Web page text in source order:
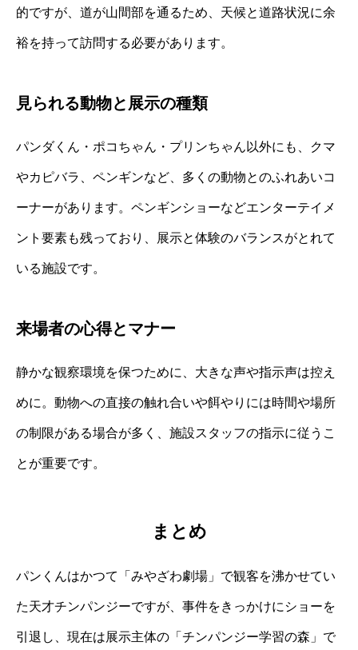
的ですが、道が山間部を通るため、天候と道路状況に余
裕を持って訪問する必要があります。
見られる動物と展示の種類
パンダくん・ポコちゃん・プリンちゃん以外にも、クマ
やカピバラ、ペンギンなど、多くの動物とのふれあいコ
ーナーがあります。ペンギンショーなどエンターテイメ
ント要素も残っており、展示と体験のバランスがとれて
いる施設です。
来場者の心得とマナー
静かな観察環境を保つために、大きな声や指示声は控え
めに。動物への直接の触れ合いや餌やりには時間や場所
の制限がある場合が多く、施設スタッフの指示に従うこ
とが重要です。
まとめ
パンくんはかつて「みやざわ劇場」で観客を沸かせてい
た天才チンパンジーですが、事件をきっかけにショーを
引退し、現在は展示主体の「チンパンジー学習の森」で